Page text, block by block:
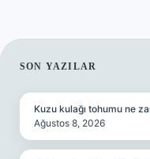
SIDEBAR
SON YAZILAR
Kuzu kulağı tohumu ne
Ağustos 8, 2026